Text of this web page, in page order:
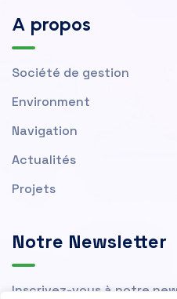
A propos
Société de gestion
Environment
Navigation
Actualités
Projets
Notre Newsletter
Inscrivez-vous à notre